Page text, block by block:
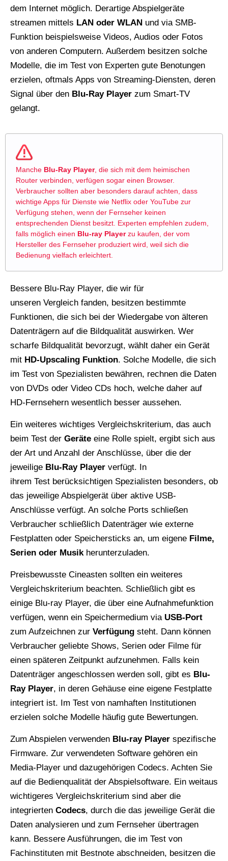
dem Internet möglich. Derartige Abspielgeräte
streamen mittels LAN oder WLAN und via SMB-
Funktion beispielsweise Videos, Audios oder Fotos
von anderen Computern. Außerdem besitzen solche
Modelle, die im Test von Experten gute Benotungen
erzielen, oftmals Apps von Streaming-Diensten, deren
Signal über den Blu-Ray Player zum Smart-TV
gelangt.
Manche Blu-Ray Player, die sich mit dem heimischen
Router verbinden, verfügen sogar einen Browser.
Verbraucher sollten aber besonders darauf achten, dass
wichtige Apps für Dienste wie Netflix oder YouTube zur
Verfügung stehen, wenn der Fernseher keinen
entsprechenden Dienst besitzt. Experten empfehlen zudem,
falls möglich einen Blu-ray Playerzu kaufen, der vom
Hersteller des Fernseher produziert wird, weil sich die
Bedienung vielfach erleichtert.
Bessere Blu-Ray Player, die wir für
unseren Vergleich fanden, besitzen bestimmte
Funktionen, die sich bei der Wiedergabe von älteren
Datenträgern auf die Bildqualität auswirken. Wer
scharfe Bildqualität bevorzugt, wählt daher ein Gerät
mit HD-Upscaling Funktion. Solche Modelle, die sich
im Test von Spezialisten bewähren, rechnen die Daten
von DVDs oder Video CDs hoch, welche daher auf
HD-Fernsehern wesentlich besser aussehen.
Ein weiteres wichtiges Vergleichskriterium, das auch
beim Test der Geräte eine Rolle spielt, ergibt sich aus
der Art und Anzahl der Anschlüsse, über die der
jeweilige Blu-Ray Player verfügt. In
ihrem Test berücksichtigen Spezialisten besonders, ob
das jeweilige Abspielgerät über aktive USB-
Anschlüsse verfügt. An solche Ports schließen
Verbraucher schließlich Datenträger wie externe
Festplatten oder Speichersticks an, um eigene Filme,
Serien oder Musik herunterzuladen.
Preisbewusste Cineasten sollten ein weiteres
Vergleichskriterium beachten. Schließlich gibt es
einige Blu-ray Player, die über eine Aufnahmefunktion
verfügen, wenn ein Speichermedium via USB-Port
zum Aufzeichnen zur Verfügung steht. Dann können
Verbraucher geliebte Shows, Serien oder Filme für
einen späteren Zeitpunkt aufzunehmen. Falls kein
Datenträger angeschlossen werden soll, gibt es Blu-
Ray Player, in deren Gehäuse eine eigene Festplatte
integriert ist. Im Test von namhaften Institutionen
erzielen solche Modelle häufig gute Bewertungen.
Zum Abspielen verwenden Blu-ray Player spezifische
Firmware. Zur verwendeten Software gehören ein
Media-Player und dazugehörigen Codecs. Achten Sie
auf die Bedienqualität der Abspielsoftware. Ein weitaus
wichtigeres Vergleichskriterium sind aber die
integrierten Codecs, durch die das jeweilige Gerät die
Daten analysieren und zum Fernseher übertragen
kann. Bessere Ausführungen, die im Test von
Fachinstituten mit Bestnote abschneiden, besitzen die